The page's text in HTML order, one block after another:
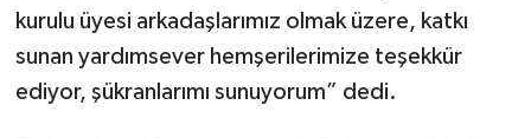
kurulu üyesi arkadaşlarımız olmak üzere, katkı
sunan yardımsever hemşerilerimize teşekkür
ediyor, şükranlarımı sunuyorum” dedi.